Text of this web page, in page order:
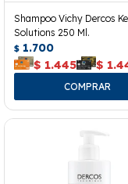
Shampoo Vichy Dercos
Solutions 250 Ml.
$ 1.700
$ 1.445 $